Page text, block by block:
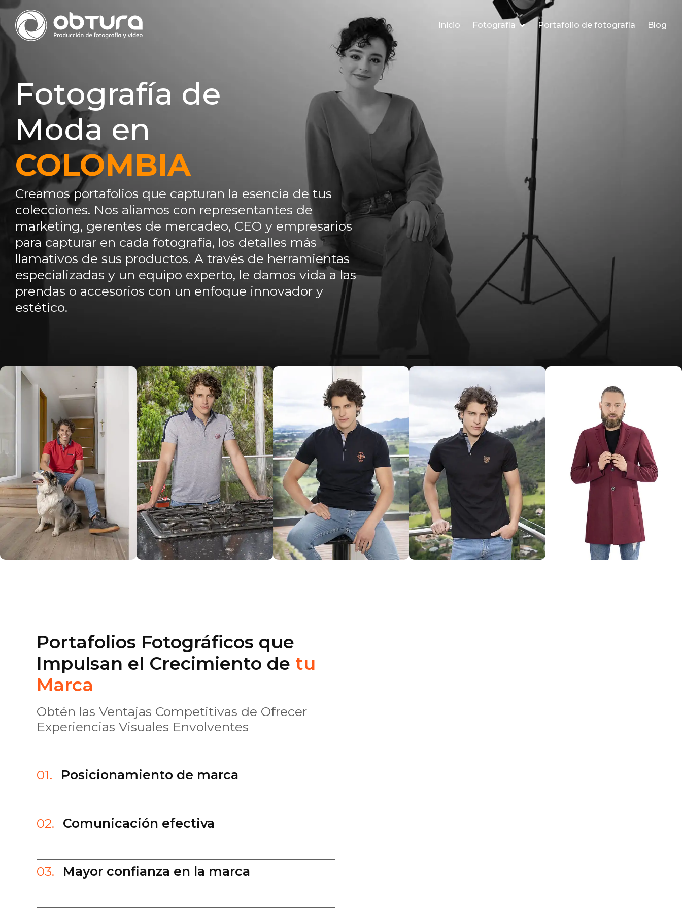
Inicio Fotografía Portafolio de fotografía Blog
Fotografía de
Moda en
COLOMBIA
Creamos portafolios que capturan la esencia de tus
colecciones. Nos aliamos con representantes de
marketing, gerentes de mercadeo, CEO y empresarios
para capturar en cada fotografía, los detalles más
llamativos de sus productos. A través de herramientas
especializadas y un equipo experto, le damos vida a las
prendas o accesorios con un enfoque innovador y
estético.
Portafolios Fotográficos que
Impulsan el Crecimiento de tu
Marca
Obtén las Ventajas Competitivas de Ofrecer
Experiencias Visuales Envolventes
01. Posicionamiento de marca
02. Comunicación efectiva
03. Mayor confianza en la marca